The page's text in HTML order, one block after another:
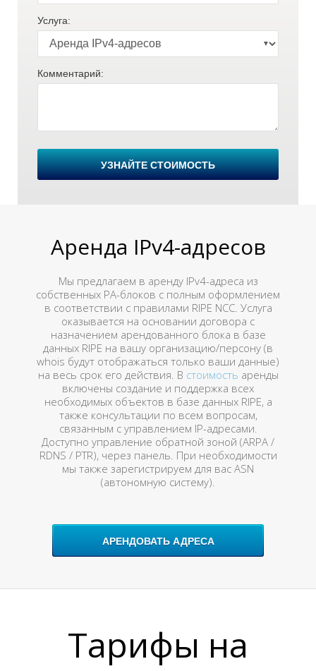
В
Н
Услуга:
Комментарий:
УЗНАЙТЕ СТОИМОСТЬ
Аренда IPv4-адресов
Мы предлагаем в аренду IPv4-адреса из
собственных PA-блоков с полным оформлением
в соответствии с правилами RIPE NCC. Услуга
оказывается на основании договора с
назначением арендованного блока в базе
данных RIPE на вашу организацию/персону (в
whois будут отображаться только ваши данные)
на весь срок его действия. В стоимость аренды
включены создание и поддержка всех
необходимых объектов в базе данных RIPE, а
также консультации по всем вопросам,
связанным с управлением IP-адресами.
Доступно управление обратной зоной (ARPA /
RDNS / PTR), через панель. При необходимости
мы также зарегистрируем для вас ASN
(автономную систему).
АРЕНДОВАТЬ АДРЕСА
Тарифы на